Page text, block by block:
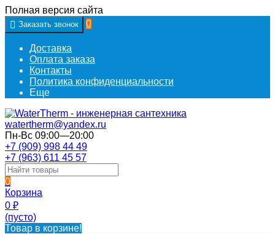
Полная версия сайта
Заказать звонок 0
Доставка
Оплата заказа
Контакты
Политика конфиденциальности
Еще
watertherm@yandex.ru
Пн-Вс 09:00—20:00
+7 (909) 998 44 49
+7 (963) 611 45 57
0
Корзина
0 ₽
(пусто)
Товар в корзине!